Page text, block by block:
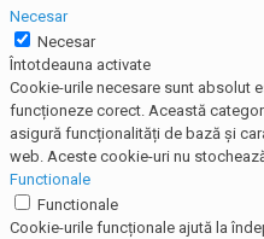
Necesar
Necesar
Întotdeauna activate
Cookie-urile necesare sunt absolut
funcționeze corect. Această
asigură funcționalități de bază și
web. Aceste cookie-uri nu
Functionale
Functionale
Cookie-urile funcționale ajută la